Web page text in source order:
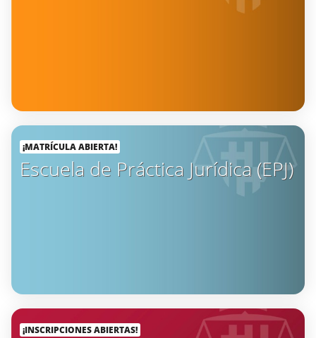
¡MATRÍCULA ABIERTA!
Escuela de Práctica Jurídica (EPJ)
¡INSCRIPCIONES ABIERTAS!